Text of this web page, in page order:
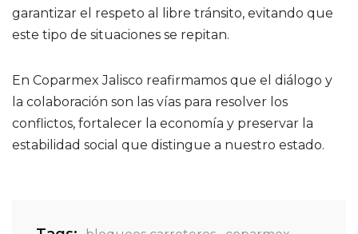
garantizar el respeto al libre tránsito, evitando que
este tipo de situaciones se repitan.
En Coparmex Jalisco reafirmamos que el diálogo y
la colaboración son las vías para resolver los
conflictos, fortalecer la economía y preservar la
estabilidad social que distingue a nuestro estado.